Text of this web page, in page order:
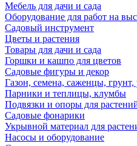
Мебель для дачи и сада
Оборудование для работ на
Садовый инструмент
Цветы и растения
Товары для дачи и сада
Горшки и кашпо для цветов
Садовые фигуры и декор
Газон, семена, саженцы, грунт,
Парники и теплицы, клумбы
Подвязки и опоры для
Садовые фонарики
Укрывной материал для
Насосы и оборудование